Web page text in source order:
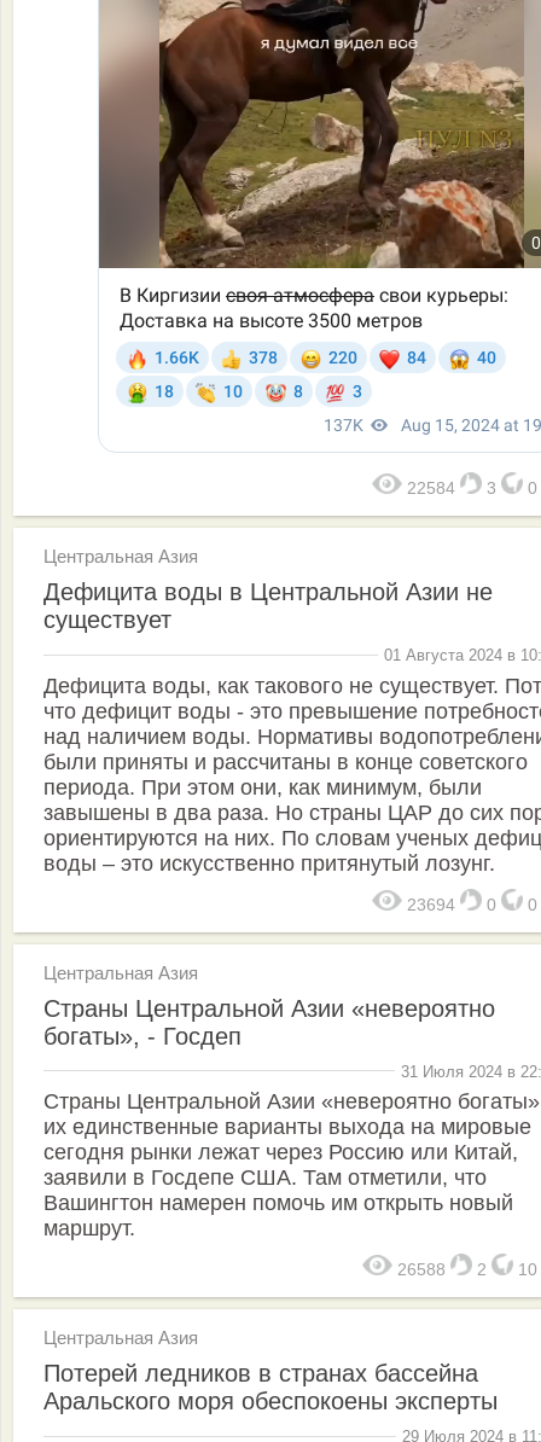
22584 3 0
Центральная Азия
Дефицита воды в Центральной Азии не
существует
01 Августа 2024 в
Дефицита воды, как такового не существует.
что дефицит воды - это превышение
над наличием воды. Нормативы
были приняты и рассчитаны в конце советского
периода. При этом они, как минимум, были
завышены в два раза. Но страны ЦАР до сих
ориентируются на них. По словам ученых
воды – это искусственно притянутый лозунг.
23694 0 0
Центральная Азия
Страны Центральной Азии «невероятно
богаты», - Госдеп
31 Июля 2024 в
Страны Центральной Азии «невероятно
их единственные варианты выхода на мировые
сегодня рынки лежат через Россию или Китай,
заявили в Госдепе США. Там отметили, что
Вашингтон намерен помочь им открыть новый
маршрут.
26588 2 10
Центральная Азия
Потерей ледников в странах бассейна
Аральского моря обеспокоены эксперты
29 Июля 2024 в